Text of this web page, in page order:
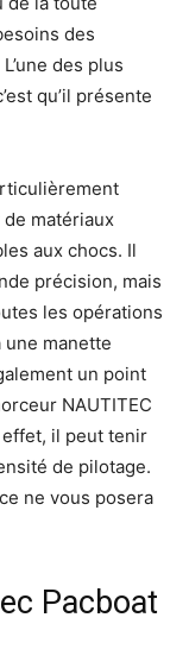
des
des plus
qu’il présente
matériaux
aux chocs. Il
précision, mais
les opérations
manette
un point
NAUTITEC
il peut tenir
de pilotage.
ne vous posera
Pacboat